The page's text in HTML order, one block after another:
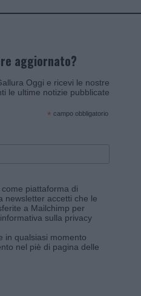
aggiornato?
Oggi e ricevi le nostre
le ultime notizie pubblicate
* campo obbligatorio
piattaforma di
newsletter accetti che le
a Mailchimp per
sulla privacy
in qualsiasi momento
nel piè di pagina delle